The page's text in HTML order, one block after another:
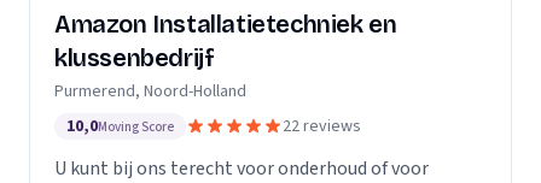
Amazon Installatietechniek en
klussenbedrijf
Purmerend, Noord-Holland
10,0Moving Score 22 reviews
U kunt bij ons terecht voor onderhoud of voor